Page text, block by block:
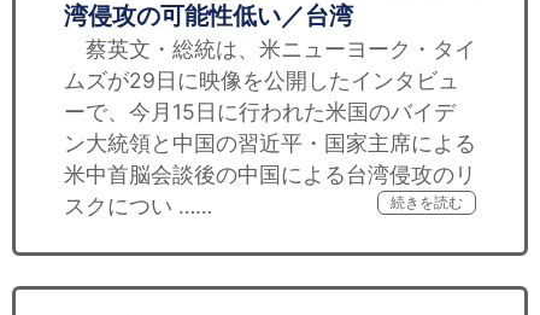
湾侵攻の可能性低い／台湾
蔡英文・総統は、米ニューヨーク・タイ
ムズが29日に映像を公開したインタビュ
ーで、今月15日に行われた米国のバイデ
ン大統領と中国の習近平・国家主席による
米中首脳会談後の中国による台湾侵攻のリ
スクについ ……
続きを読む